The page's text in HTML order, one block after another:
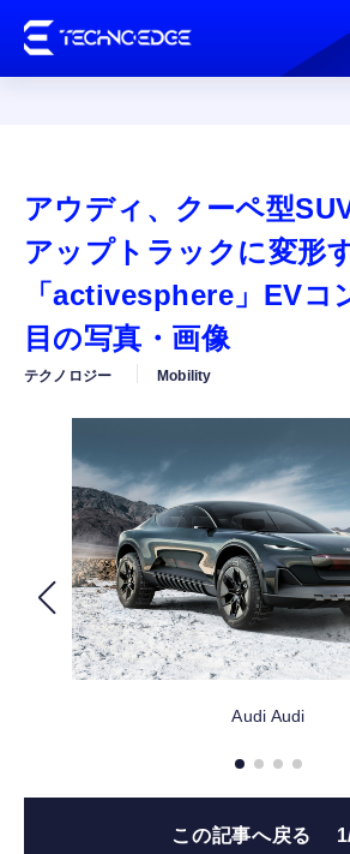
AI
ガジェット
カルチャー
公式ストア
FOLLOW US
アウディ、クーペ型
アップトラックに変形
「activesphere」EVコ
目の写真・画像
テクノロジー Mobility
Audi Audi
この記事へ戻る